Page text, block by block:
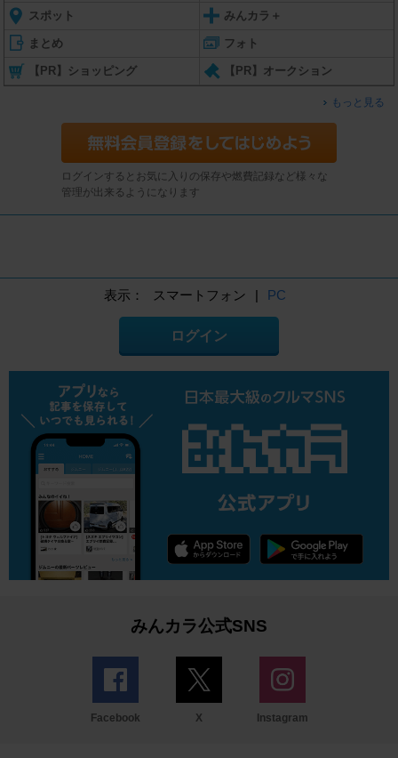
スポット みんカラ＋
まとめ フォト
【PR】ショッピング 【PR】オークション
もっと見る
ログインするとお気に入りの保存や燃費記録など様々な
管理が出来るようになります
表示： スマートフォン | PC
ログイン
みんカラ公式SNS
Facebook X Instagram